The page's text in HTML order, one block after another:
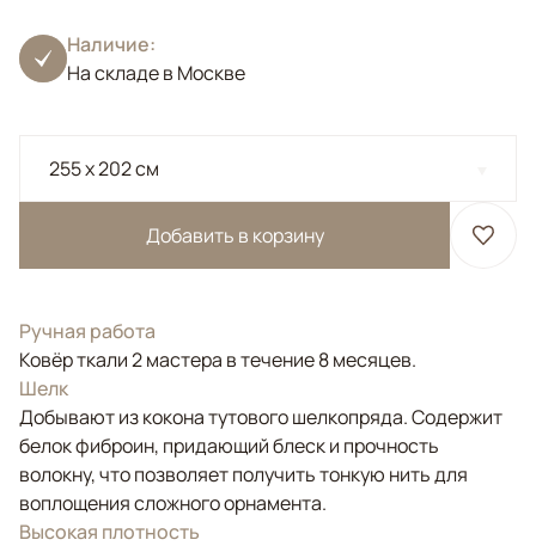
Наличие:
На складе в Москве
255 x 202 см
Добавить в корзину
Ручная работа
Ковёр ткали 2 мастера в течение 8 месяцев.
Шелк
Добывают из кокона тутового шелкопряда. Содержит
белок фиброин, придающий блеск и прочность
волокну, что позволяет получить тонкую нить для
воплощения сложного орнамента.
Высокая плотность